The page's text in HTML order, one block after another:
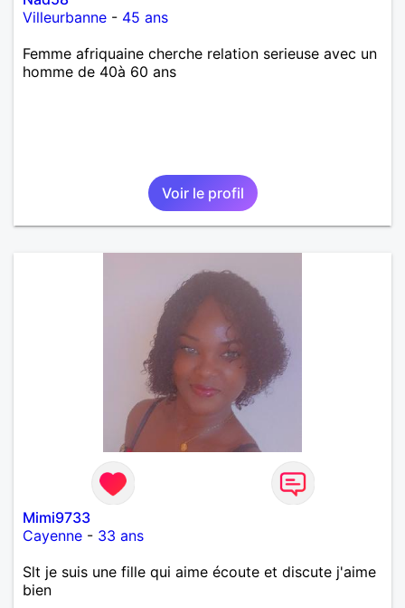
Villeurbanne - 45 ans
Femme afriquaine cherche relation serieuse avec un
homme de 40à 60 ans
Voir le profil
Mimi9733
Cayenne - 33 ans
Slt je suis une fille qui aime écoute et discute j'aime
bien